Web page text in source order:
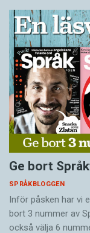
Ge bort
SPRÅKBLOGGEN
Inför påsken har vi
bort 3 nummer av
också välja 6